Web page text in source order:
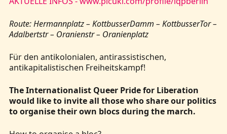
Route: Hermannplatz – KottbusserDamm – KottbusserTor –
Adalbertstr – Oranienstr – Oranienplatz
Für den antikolonialen, antirassistischen,
antikapitalistischen Freiheitskampf!
The Internationalist Queer Pride for Liberation
would like to invite all those who share our politics
to organise their own blocs during the march.